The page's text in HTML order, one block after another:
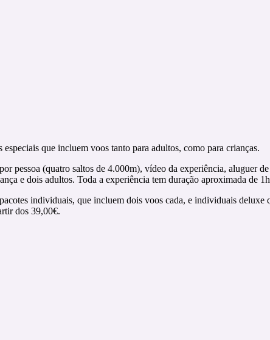
que incluem voos tanto para adultos, como para crianças.
pessoa (quatro saltos de 4.000m), vídeo da experiência, aluguer
e dois adultos. Toda a experiência tem duração aproximada de
individuais, que incluem dois voos cada, e individuais
dos 39,00€.